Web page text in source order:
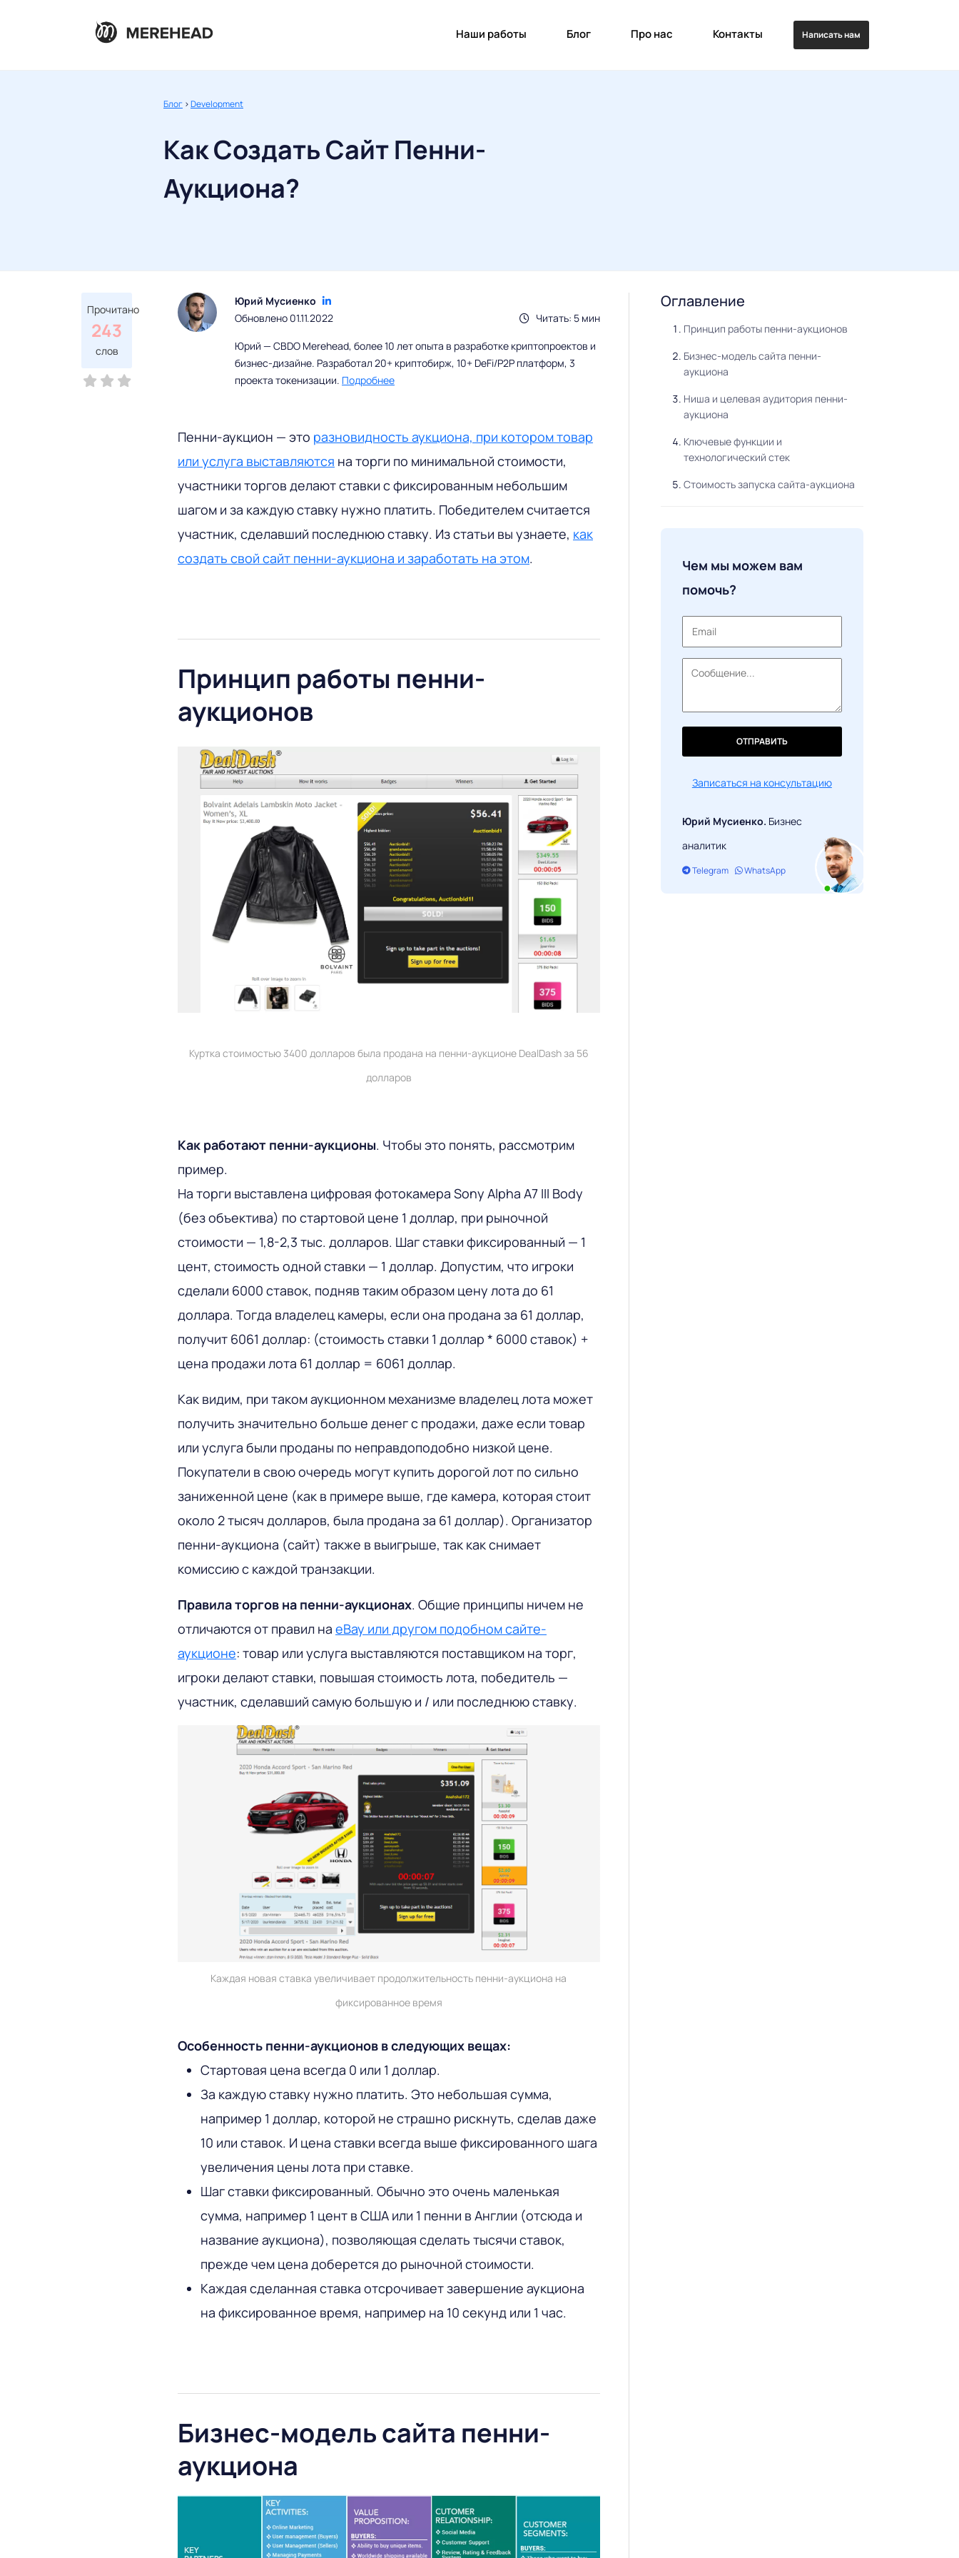
Наши работы Блог Про нас Контакты Написать нам
Блог >Development
Как Создать Сайт Пенни-
Аукциона?
Прочитано
243
слов
Юрий Мусиенко
Читать: 5 мин
Обновлено 01.11.2022
Юрий — CBDO Merehead, более 10 лет опыта в разработке криптопроектов и
бизнес-дизайне. Разработал 20+ криптобирж, 10+ DeFi/P2P платформ, 3
проекта токенизации. Подробнее
Пенни-аукцион — это разновидность аукциона, при котором товар
или услуга выставляются на торги по минимальной стоимости,
участники торгов делают ставки с фиксированным небольшим
шагом и за каждую ставку нужно платить. Победителем считается
участник, сделавший последнюю ставку. Из статьи вы узнаете, как
создать свой сайт пенни-аукциона и заработать на этом.
Принцип работы пенни-
аукционов
Куртка стоимостью 3400 долларов была продана на пенни-аукционе DealDash за 56
долларов
Как работают пенни-аукционы. Чтобы это понять, рассмотрим
пример.
На торги выставлена цифровая фотокамера Sony Alpha A7 III Body
(без объектива) по стартовой цене 1 доллар, при рыночной
стоимости — 1,8-2,3 тыс. долларов. Шаг ставки фиксированный — 1
цент, стоимость одной ставки — 1 доллар. Допустим, что игроки
сделали 6000 ставок, подняв таким образом цену лота до 61
доллара. Тогда владелец камеры, если она продана за 61 доллар,
получит 6061 доллар: (стоимость ставки 1 доллар * 6000 ставок) +
цена продажи лота 61 доллар = 6061 доллар.
Как видим, при таком аукционном механизме владелец лота может
получить значительно больше денег с продажи, даже если товар
или услуга были проданы по неправдоподобно низкой цене.
Покупатели в свою очередь могут купить дорогой лот по сильно
заниженной цене (как в примере выше, где камера, которая стоит
около 2 тысяч долларов, была продана за 61 доллар). Организатор
пенни-аукциона (сайт) также в выигрыше, так как снимает
комиссию с каждой транзакции.
Правила торгов на пенни-аукционах. Общие принципы ничем не
отличаются от правил на eBay или другом подобном сайте-
аукционе: товар или услуга выставляются поставщиком на торг,
игроки делают ставки, повышая стоимость лота, победитель —
участник, сделавший самую большую и / или последнюю ставку.
Каждая новая ставка увеличивает продолжительность пенни-аукциона на
фиксированное время
Особенность пенни-аукционов в следующих вещах:
Стартовая цена всегда 0 или 1 доллар.
За каждую ставку нужно платить. Это небольшая сумма,
например 1 доллар, которой не страшно рискнуть, сделав даже
10 или ставок. И цена ставки всегда выше фиксированного шага
увеличения цены лота при ставке.
Шаг ставки фиксированный. Обычно это очень маленькая
сумма, например 1 цент в США или 1 пенни в Англии (отсюда и
название аукциона), позволяющая сделать тысячи ставок,
прежде чем цена доберется до рыночной стоимости.
Каждая сделанная ставка отсрочивает завершение аукциона
на фиксированное время, например на 10 секунд или 1 час.
Бизнес-модель сайта пенни-
аукциона
Оглавление
Принцип работы пенни-аукционов
Бизнес-модель сайта пенни-
аукциона
Ниша и целевая аудитория пенни-
аукциона
Ключевые функции и
технологический стек
Стоимость запуска сайта-аукциона
Чем мы можем вам
помочь?
ОТПРАВИТЬ
Записаться на консультацию
Юрий Мусиенко. Бизнес
аналитик
Telegram WhatsApp